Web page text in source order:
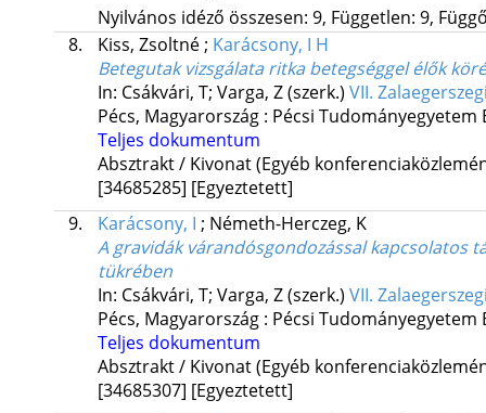
Nyilvános idéző összesen: 9, Független: 9,
8.
Kiss, Zsoltné; Karácsony, I H
Betegutak vizsgálata ritka betegséggel élők
In: Csákvári, T; Varga, Z (szerk.) VII.
Pécs, Magyarország : Pécsi Tudományegyetem
Teljes dokumentum
Absztrakt / Kivonat (Egyéb
[34685285] [Egyeztetett]
9.
Karácsony, I ; Németh-Herczeg, K
A gravidák várandósgondozással kapcsolatos
tükrében
In: Csákvári, T; Varga, Z (szerk.) VII.
Pécs, Magyarország : Pécsi Tudományegyetem
Teljes dokumentum
Absztrakt / Kivonat (Egyéb
[34685307] [Egyeztetett]